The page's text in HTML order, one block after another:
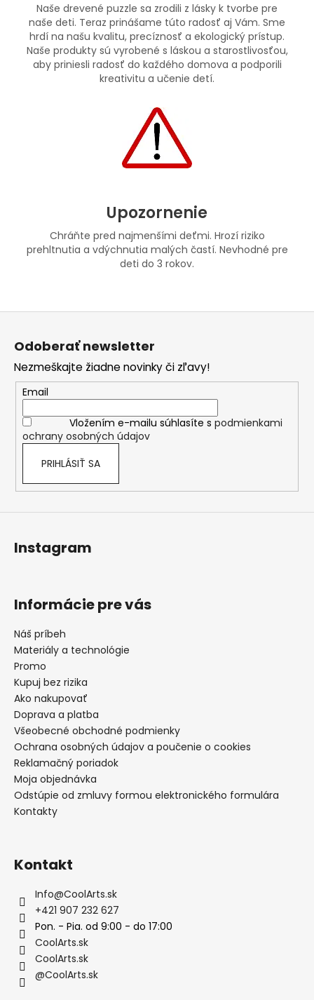
Naše drevené puzzle sa zrodili z lásky k tvorbe pre
naše deti. Teraz prinášame túto radosť aj Vám. Sme
hrdí na našu kvalitu, precíznosť a ekologický prístup.
Naše produkty sú vyrobené s láskou a starostlivosťou,
aby priniesli radosť do každého domova a podporili
kreativitu a učenie detí.
Upozornenie
Chráňte pred najmenšími deťmi. Hrozí riziko
prehltnutia a vdýchnutia malých častí. Nevhodné pre
deti do 3 rokov.
Z
Odoberať newsletter
Nezmeškajte žiadne novinky či zľavy!
Email
Vložením e-mailu súhlasíte s podmienkami
ochrany osobných údajov
PRIHLÁSIŤ SA
Instagram
Informácie pre vás
Náš príbeh
Materiály a technológie
Promo
Kupuj bez rizika
Ako nakupovať
Doprava a platba
Všeobecné obchodné podmienky
Ochrana osobných údajov a poučenie o cookies
Reklamačný poriadok
Moja objednávka
Odstúpie od zmluvy formou elektronického formulára
Kontakty
Kontakt
Info@CoolArts.sk
+421 907 232 627
Pon. - Pia. od 9:00 - do 17:00
CoolArts.sk
CoolArts.sk
@CoolArts.sk